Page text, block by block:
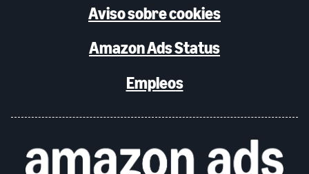
Aviso sobre cookies
Amazon Ads Status
Empleos